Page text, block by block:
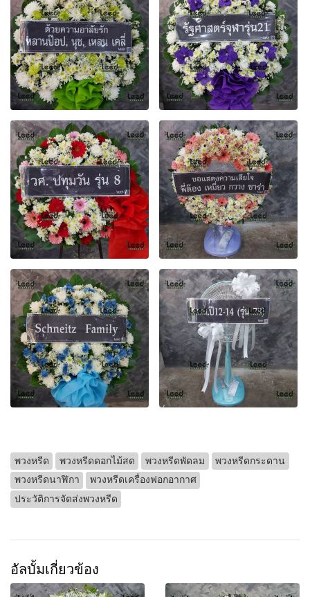
พวงหรีด พวงหรีดดอกไม้สด พวงหรีดพัดลม
พวงหรีดกระดาน
พวงหรีดนาฬิกา
พวงหรีดเครื่องฟอกอากาศ
ประวัติการจัดส่งพวงหรีด
อัลบั้มเกี่ยวข้อง